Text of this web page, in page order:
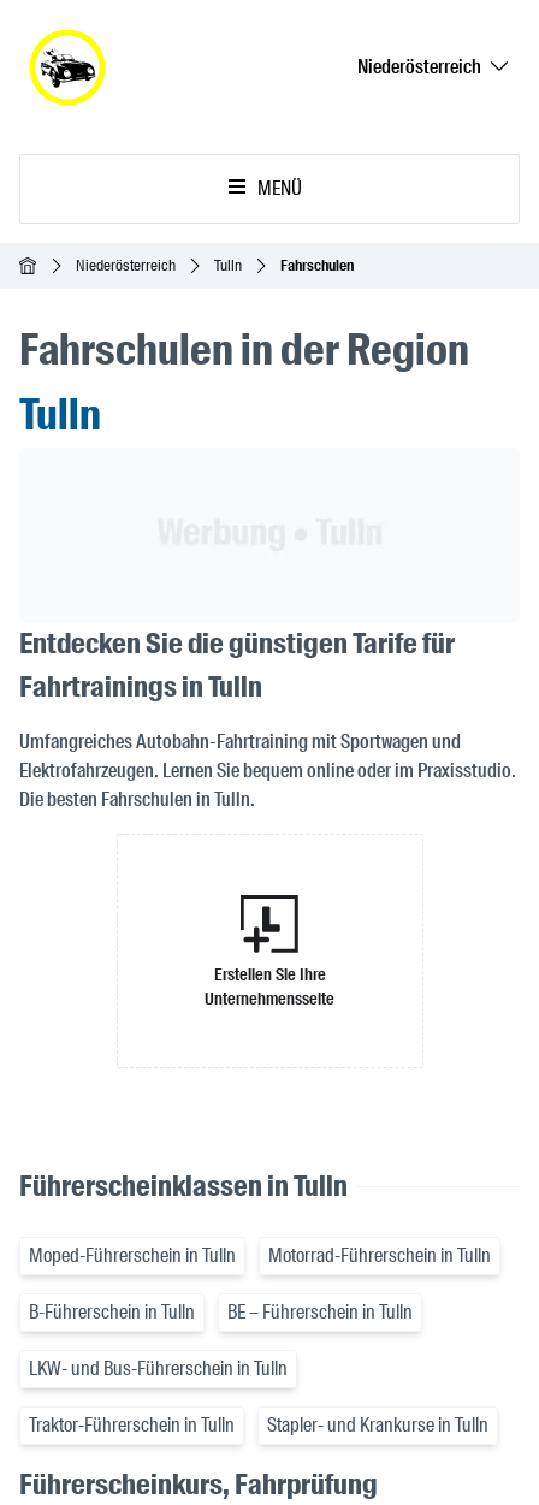
Niederösterreich
MENÜ
StartseiteNiederösterreich Tulln Fahrschulen
Fahrschulen in der Region
Tulln
Entdecken Sie die günstigen Tarife für
Fahrtrainings in Tulln
Umfangreiches Autobahn-Fahrtraining mit Sportwagen und
Elektrofahrzeugen. Lernen Sie bequem online oder im Praxisstudio.
Die besten Fahrschulen in Tulln.
Erstellen Sie Ihre
Unternehmensseite
Führerscheinklassen in Tulln
Moped-Führerschein in Tulln Motorrad-Führerschein in Tulln
B-Führerschein in Tulln BE – Führerschein in Tulln
LKW- und Bus-Führerschein in Tulln
Traktor-Führerschein in Tulln Stapler- und Krankurse in Tulln
Führerscheinkurs, Fahrprüfung